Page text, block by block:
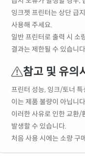
잉크젯 프린터는 상단 급
사용해 주세요.
일반 프린터로 출력 시 소
결과는 제한될 수 있습니
참고 및 유의
프린터 성능, 잉크/토너
이는 제품 불량이 아닙니
이러한 사유로 인한 교환/
발생할 수 있습니다.
처음 사용 시에는 소량 구